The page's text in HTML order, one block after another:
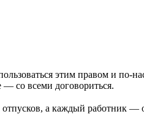
этим правом и по-
— со всеми договориться.
отпусков, а каждый работник